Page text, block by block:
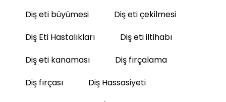
Diş eti büyümesi
Diş eti çekilmesi
Diş Eti Hastalıkları
Diş eti iltihabı
Diş eti kanaması
Diş fırçalama
Diş fırçası
Diş Hassasiyeti